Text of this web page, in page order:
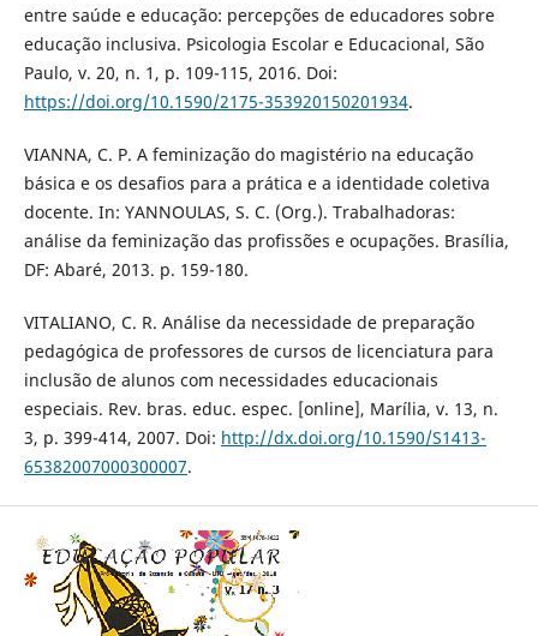
entre saúde e educação: percepções de educadores sobre
educação inclusiva. Psicologia Escolar e Educacional, São
Paulo, v. 20, n. 1, p. 109-115, 2016. Doi:
https://doi.org/10.1590/2175-353920150201934.
VIANNA, C. P. A feminização do magistério na educação
básica e os desafios para a prática e a identidade coletiva
docente. In: YANNOULAS, S. C. (Org.). Trabalhadoras:
análise da feminização das profissões e ocupações. Brasília,
DF: Abaré, 2013. p. 159-180.
VITALIANO, C. R. Análise da necessidade de preparação
pedagógica de professores de cursos de licenciatura para
inclusão de alunos com necessidades educacionais
especiais. Rev. bras. educ. espec. [online], Marília, v. 13, n.
3, p. 399-414, 2007. Doi: http://dx.doi.org/10.1590/S1413-
65382007000300007.